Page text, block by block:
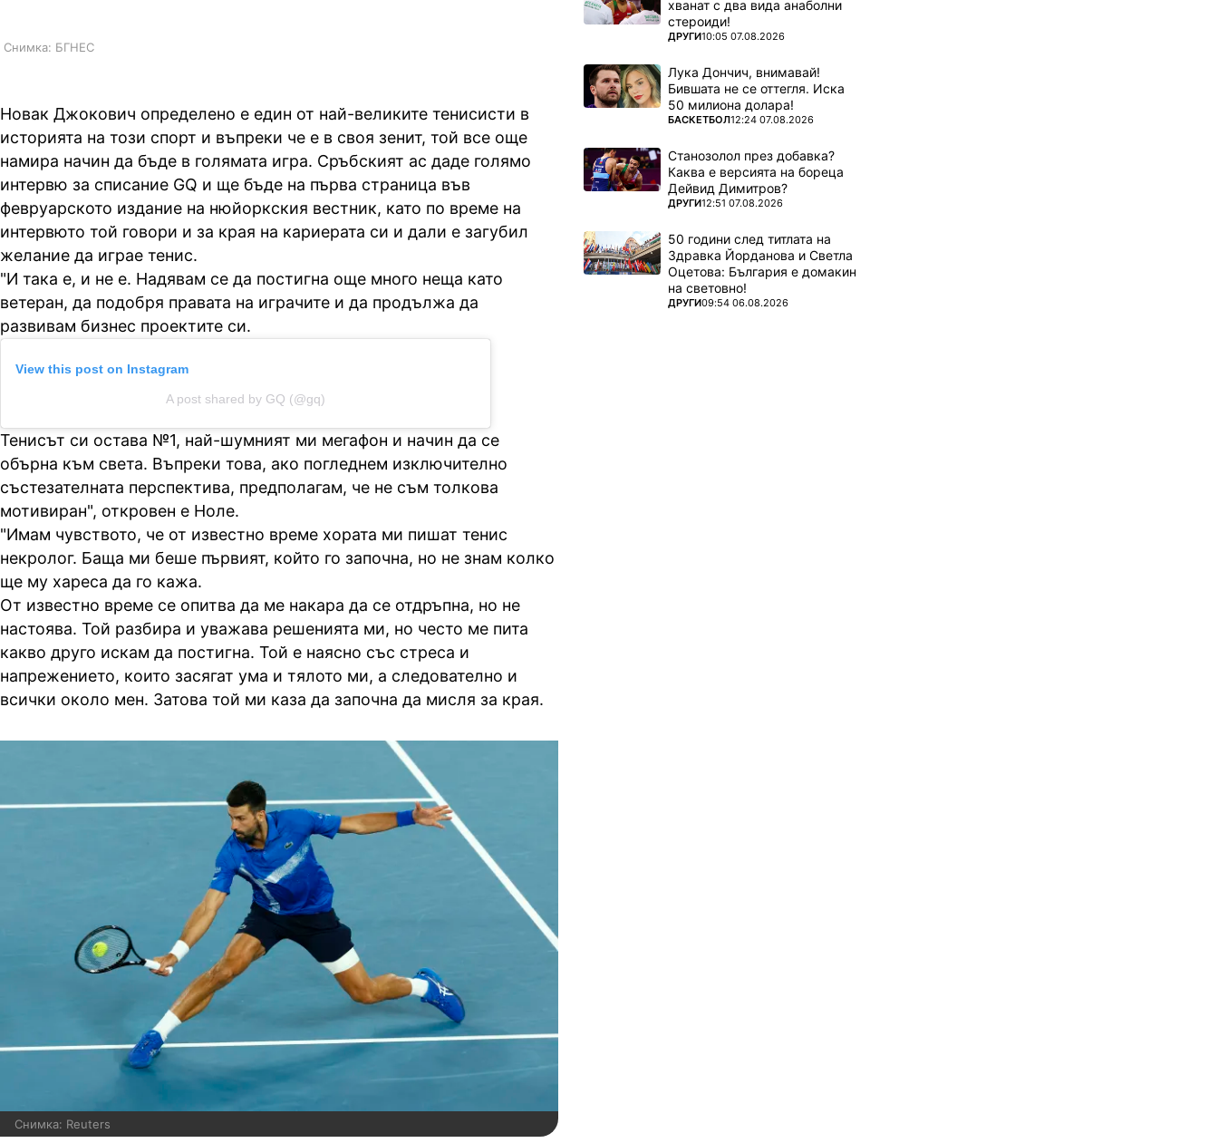
Снимка: БГНЕС
Новак Джокович определено е един от най-великите тенисисти в
историята на този спорт и въпреки че е в своя зенит, той все още
намира начин да бъде в голямата игра. Сръбският ас даде голямо
интервю за списание GQ и ще бъде на първа страница във
февруарското издание на нюйоркския вестник, като по време на
интервюто той говори и за края на кариерата си и дали е загубил
желание да играе тенис.
"И така е, и не е. Надявам се да постигна още много неща като
ветеран, да подобря правата на играчите и да продължа да
развивам бизнес проектите си.
View this post on Instagram
A post shared by GQ (@gq)
Тенисът си остава №1, най-шумният ми мегафон и начин да се
обърна към света. Въпреки това, ако погледнем изключително
състезателната перспектива, предполагам, че не съм толкова
мотивиран", откровен е Ноле.
"Имам чувството, че от известно време хората ми пишат тенис
некролог. Баща ми беше първият, който го започна, но не знам колко
ще му хареса да го кажа.
От известно време се опитва да ме накара да се отдръпна, но не
настоява. Той разбира и уважава решенията ми, но често ме пита
какво друго искам да постигна. Той е наясно със стреса и
напрежението, които засягат ума и тялото ми, а следователно и
всички около мен. Затова той ми каза да започна да мисля за края.
Снимка: Reuters
хванат с два вида анаболни
стероиди!
ПОВЕЧЕ ОТ
ДРУГИ10:05 07.08.2026
Лука Дончич, внимавай!
Бившата не се оттегля. Иска
50 милиона долара!
ПОВЕЧЕ ОТ
БАСКЕТБОЛ12:24 07.08.2026
Станозолол през добавка?
Каква е версията на бореца
Дейвид Димитров?
ПОВЕЧЕ ОТ
ДРУГИ12:51 07.08.2026
50 години след титлата на
Здравка Йорданова и Светла
Оцетова: България е домакин
на световно!
ПОВЕЧЕ ОТ
ДРУГИ09:54 06.08.2026